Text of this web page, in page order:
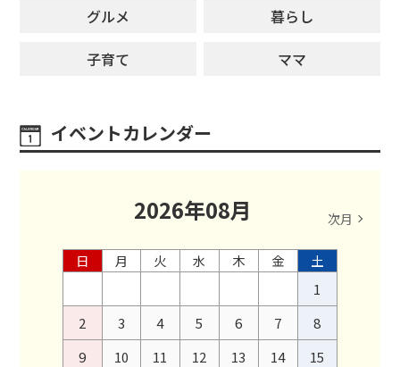
グルメ
暮らし
子育て
ママ
イベントカレンダー
2026年08月 次月
日 月 火 水 木 金
土
1
2
3 4 5 6 7
8
9
10 11 12 13 14
15